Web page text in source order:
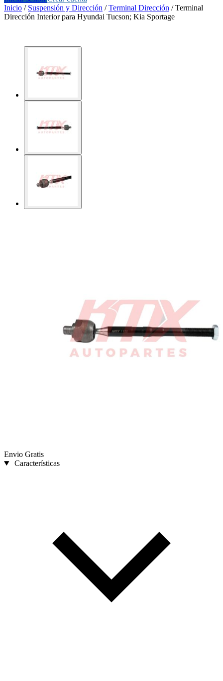
Inicio / Suspensión y Dirección /Terminal Dirección /Terminal
Dirección Interior para Hyundai Tucson; Kia Sportage
Envio Gratis
Características